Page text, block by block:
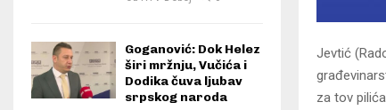
Jevtić
za tov
Goganović: Dok Helez
širi mržnju, Vučića i
Dodika čuva ljubav
srpskog naroda